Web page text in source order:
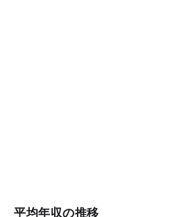
平均年収の推移